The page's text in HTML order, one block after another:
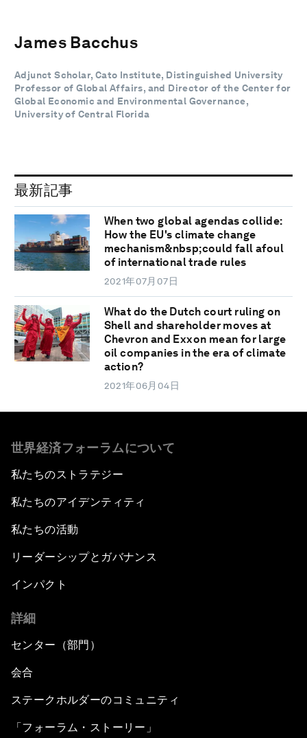
James Bacchus
Adjunct Scholar, Cato Institute, Distinguished University
Professor of Global Affairs, and Director of the Center for
Global Economic and Environmental Governance,
University of Central Florida
最新記事
When two global agendas collide:
How the EU's climate change
mechanism&nbsp;could fall afoul
of international trade rules
2021年07月07日
What do the Dutch court ruling on
Shell and shareholder moves at
Chevron and Exxon mean for large
oil companies in the era of climate
action?
2021年06月04日
世界経済フォーラムについて
私たちのストラテジー
私たちのアイデンティティ
私たちの活動
リーダーシップとガバナンス
インパクト
詳細
センター（部門）
会合
ステークホルダーのコミュニティ
「フォーラム・ストーリー」